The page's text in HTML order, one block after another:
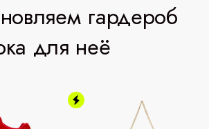
гардероб
для неё